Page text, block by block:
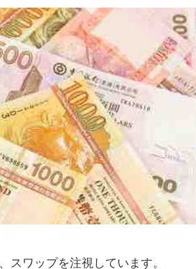
スワップを注視しています。